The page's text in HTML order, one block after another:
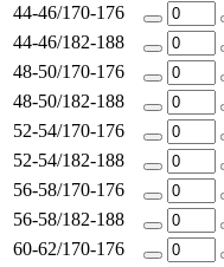
44-46/170-176
44-46/182-188
48-50/170-176
48-50/182-188
52-54/170-176
52-54/182-188
56-58/170-176
56-58/182-188
60-62/170-176